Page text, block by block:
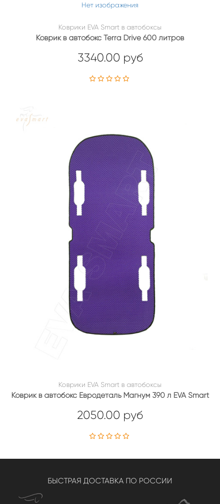
Нет изображения
Коврики EVA Smart в автобоксы
Коврик в автобокс Terra Drive 600 литров
3340.00 руб
Коврики EVA Smart в автобоксы
Коврик в автобокс Евродеталь Магнум 390 л EVA Smart
2050.00 руб
БЫСТРАЯ ДОСТАВКА ПО РОССИИ